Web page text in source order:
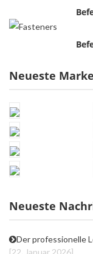
Neueste
Neueste
Der professionelle